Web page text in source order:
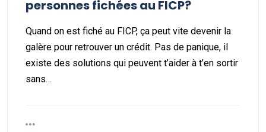
personnes fichées au FICP?
Quand on est fiché au FICP, ça peut vite devenir la
galère pour retrouver un crédit. Pas de panique, il
existe des solutions qui peuvent t’aider à t’en sortir
sans…